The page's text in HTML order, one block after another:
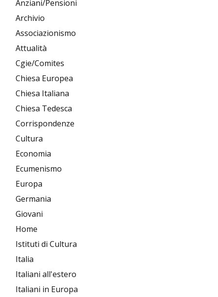
Anziani/Pensioni
Archivio
Associazionismo
Attualità
Cgie/Comites
Chiesa Europea
Chiesa Italiana
Chiesa Tedesca
Corrispondenze
Cultura
Economia
Ecumenismo
Europa
Germania
Giovani
Home
Istituti di Cultura
Italia
Italiani all'estero
Italiani in Europa